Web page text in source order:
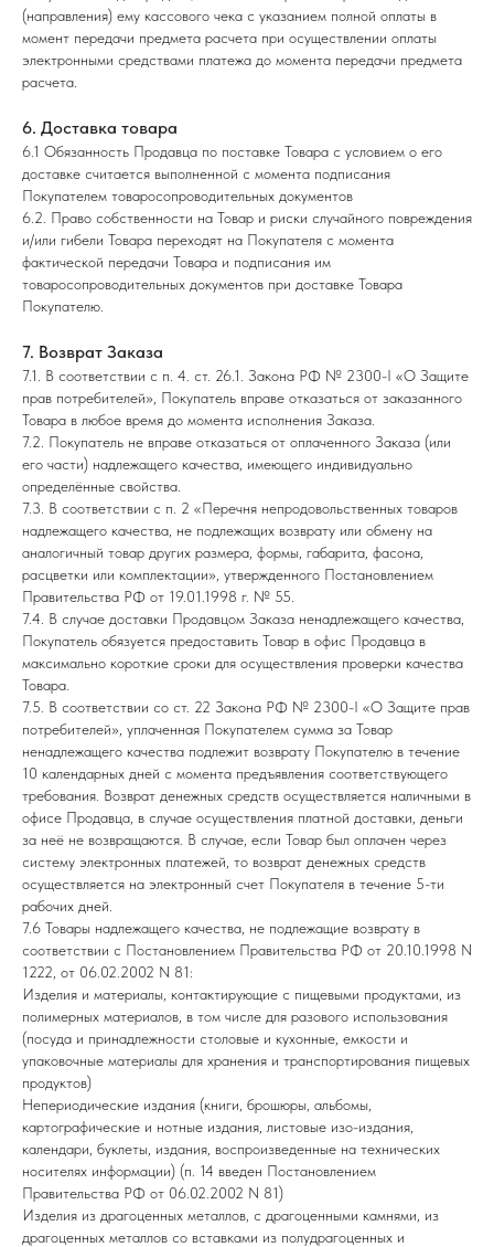
(направления) ему кассового чека с указанием полной оплаты в
момент передачи предмета расчета при осуществлении оплаты
электронными средствами платежа до момента передачи предмета
расчета.
6. Доставка товара
6.1 Обязанность Продавца по поставке Товара с условием о его
доставке считается выполненной с момента подписания
Покупателем товаросопроводительных документов
6.2. Право собственности на Товар и риски случайного повреждения
и/или гибели Товара переходят на Покупателя с момента
фактической передачи Товара и подписания им
товаросопроводительных документов при доставке Товара
Покупателю.
7. Возврат Заказа
7.1. В соответствии с п. 4. ст. 26.1. Закона РФ № 2300-I «О Защите
прав потребителей», Покупатель вправе отказаться от заказанного
Товара в любое время до момента исполнения Заказа.
7.2. Покупатель не вправе отказаться от оплаченного Заказа (или
его части) надлежащего качества, имеющего индивидуально
определённые свойства.
7.3. В соответствии с п. 2 «Перечня непродовольственных товаров
надлежащего качества, не подлежащих возврату или обмену на
аналогичный товар других размера, формы, габарита, фасона,
расцветки или комплектации», утвержденного Постановлением
Правительства РФ от 19.01.1998 г. № 55.
7.4. В случае доставки Продавцом Заказа ненадлежащего качества,
Покупатель обязуется предоставить Товар в офис Продавца в
максимально короткие сроки для осуществления проверки качества
Товара.
7.5. В соответствии со ст. 22 Закона РФ № 2300-I «О Защите прав
потребителей», уплаченная Покупателем сумма за Товар
ненадлежащего качества подлежит возврату Покупателю в течение
10 календарных дней с момента предъявления соответствующего
требования. Возврат денежных средств осуществляется наличными в
офисе Продавца, в случае осуществления платной доставки, деньги
за неё не возвращаются. В случае, если Товар был оплачен через
систему электронных платежей, то возврат денежных средств
осуществляется на электронный счет Покупателя в течение 5-ти
рабочих дней.
7.6 Товары надлежащего качества, не подлежащие возврату в
соответствии с Постановлением Правительства РФ от 20.10.1998 N
1222, от 06.02.2002 N 81:
Изделия и материалы, контактирующие с пищевыми продуктами, из
полимерных материалов, в том числе для разового использования
(посуда и принадлежности столовые и кухонные, емкости и
упаковочные материалы для хранения и транспортирования пищевых
продуктов)
Непериодические издания (книги, брошюры, альбомы,
картографические и нотные издания, листовые изо-издания,
календари, буклеты, издания, воспроизведенные на технических
носителях информации) (п. 14 введен Постановлением
Правительства РФ от 06.02.2002 N 81)
Изделия из драгоценных металлов, с драгоценными камнями, из
драгоценных металлов со вставками из полудрагоценных и